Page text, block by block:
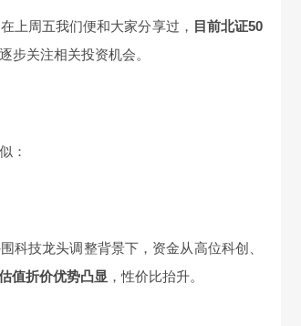
上周五我们便和大家分享过， 目前北证50
步关注相关投资机会。
：
科技龙头调整背景下，资金从高位科创、
值折价优势凸显 ，性价比抬升。